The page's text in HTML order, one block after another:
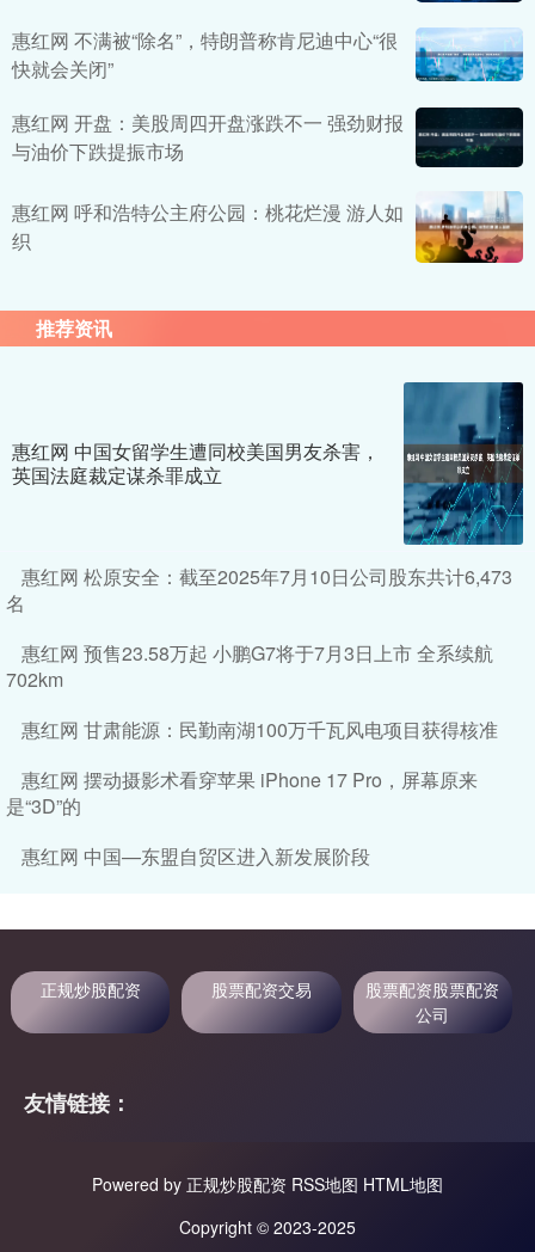
惠红网 不满被“除名”，特朗普称肯尼迪中心“很
快就会关闭”
惠红网 开盘：美股周四开盘涨跌不一 强劲财报
与油价下跌提振市场
惠红网 呼和浩特公主府公园：桃花烂漫 游人如
织
推荐资讯
惠红网 中国女留学生遭同校美国男友杀害，
英国法庭裁定谋杀罪成立
惠红网 松原安全：截至2025年7月10日公司股东共计6,473
名
惠红网 预售23.58万起 小鹏G7将于7月3日上市 全系续航
702km
惠红网 甘肃能源：民勤南湖100万千瓦风电项目获得核准
惠红网 摆动摄影术看穿苹果 iPhone 17 Pro，屏幕原来
是“3D”的
惠红网 中国—东盟自贸区进入新发展阶段
正规炒股配资 股票配资交易
股票配资股票配资
公司
友情链接：
Powered by 正规炒股配资 RSS地图 HTML地图
Copyright © 2023-2025